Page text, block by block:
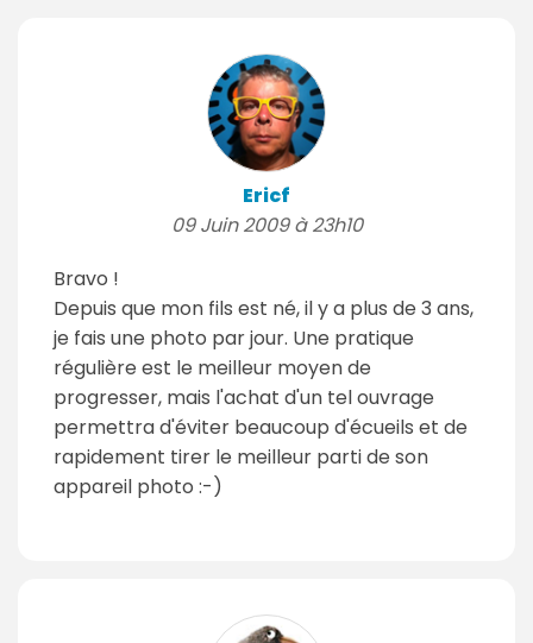
Ericf
09 Juin 2009 à 23h10
Bravo !
Depuis que mon fils est né, il y a plus de 3 ans,
je fais une photo par jour. Une pratique
régulière est le meilleur moyen de
progresser, mais l'achat d'un tel ouvrage
permettra d'éviter beaucoup d'écueils et de
rapidement tirer le meilleur parti de son
appareil photo :-)